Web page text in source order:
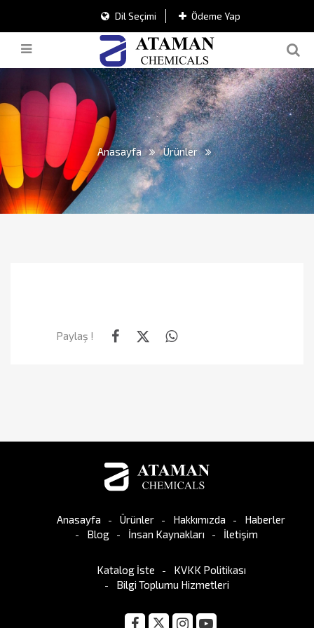
Dil Seçimi Ödeme Yap
Anasayfa Ürünler
Paylaş !
Anasayfa Ürünler Hakkımızda
Haberler
Blog
İnsan Kaynakları İletişim
Katalog İste
KVKK Politikası
Bilgi Toplumu Hizmetleri